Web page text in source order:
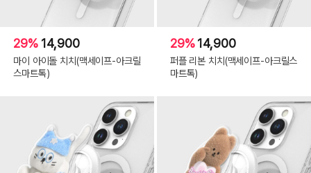
29% 14,900
마이 아이돌 치치(맥세이프-아크릴
스마트톡)
29%14,900
퍼플 리본 치치(맥세이프-아크릴스
마트톡)